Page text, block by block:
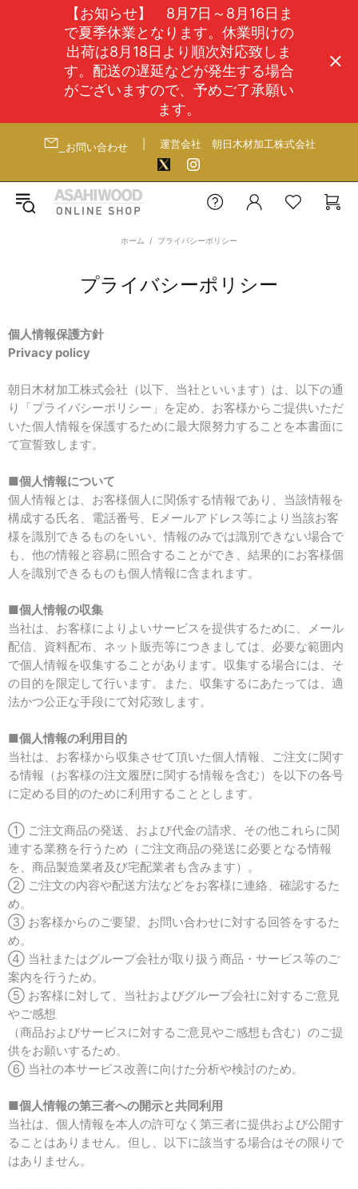
【お知らせ】 8月7日～8月16日ま
で夏季休業となります。休業明けの
出荷は8月18日より順次対応致しま
す。配送の遅延などが発生する場合
がございますので、予めご了承願い
ます。
お問い合わせ 運営会社 朝日木材加工株式会社
ホーム プライバシーポリシー
プライバシーポリシー
個人情報保護方針
Privacy policy
朝日木材加工株式会社（以下、当社といいます）は、以下の通
り「プライバシーポリシー」を定め、お客様からご提供いただ
いた個人情報を保護するために最大限努力することを本書面に
て宣誓致します。
■個人情報について
個人情報とは、お客様個人に関係する情報であり、当該情報を
構成する氏名、電話番号、 Eメールアドレス等により当該お客
様を識別できるものをいい、情報のみでは識別できない場合で
も、他の情報と容易に照合することができ、結果的にお客様個
人を識別できるものも個人情報に含まれます。
■個人情報の収集
当社は、お客様によりよいサービスを提供するために、メール
配信、資料配布、ネット販売等につきましては、必要な範囲内
で個人情報を収集することがあります。収集する場合には、そ
の目的を限定して行います。また、収集するにあたっては、適
法かつ公正な手段にて対応致します。
■個人情報の利用目的
当社は、お客様から収集させて頂いた個人情報、ご注文に関す
る情報（お客様の注文履歴に関する情報を含む）を以下の各号
に定める目的のために利用することとします。
① ご注文商品の発送、および代金の請求、その他これらに関
連する業務を行うため（ご注文商品の発送に必要となる情報
を、商品製造業者及び宅配業者も含みます）。
② ご注文の内容や配送方法などをお客様に連絡、確認するた
め。
③ お客様からのご要望、お問い合わせに対する回答をするた
め。
④ 当社またはグループ会社が取り扱う商品・サービス等のご
案内を行うため。
⑤ お客様に対して、当社およびグループ会社に対するご意見
やご感想
（商品およびサービスに対するご意見やご感想も含む）のご提
供をお願いするため。
⑥ 当社の本サービス改善に向けた分析や検討のため。
■個人情報の第三者への開示と共同利用
当社は、個人情報を本人の許可なく第三者に提供および公開す
ることはありません。但し、以下に該当する場合はその限りで
はありません。